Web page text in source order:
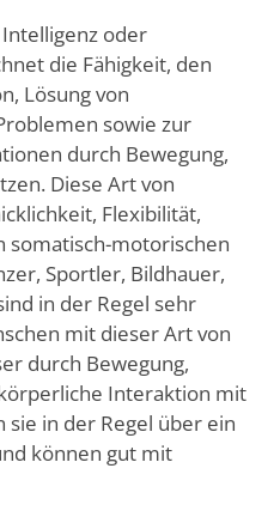
oder
die Fähigkeit, den
Lösung von
sowie zur
durch Bewegung,
Diese Art von
Flexibilität,
somatisch-motorischen
Sportler, Bildhauer,
in der Regel sehr
mit dieser Art von
durch Bewegung,
Interaktion mit
in der Regel über ein
können gut mit